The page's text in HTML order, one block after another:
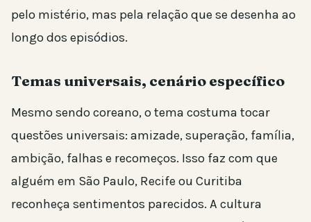
pelo mistério, mas pela relação que se desenha ao
longo dos episódios.
Temas universais, cenário específico
Mesmo sendo coreano, o tema costuma tocar
questões universais: amizade, superação, família,
ambição, falhas e recomeços. Isso faz com que
alguém em São Paulo, Recife ou Curitiba
reconheça sentimentos parecidos. A cultura